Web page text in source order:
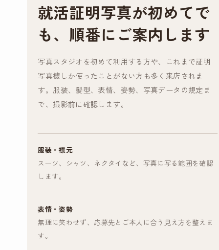
就活証明写真が初めてで
も、順番にご案内します
写真スタジオを初めて利用する方や、これまで証明
写真機しか使ったことがない方も多く来店されま
す。服装、髪型、表情、姿勢、写真データの規定ま
で、撮影前に確認します。
服装・襟元
スーツ、シャツ、ネクタイなど、写真に写る範囲を確認
します。
表情・姿勢
無理に笑わせず、応募先とご本人に合う見え方を整えま
す。